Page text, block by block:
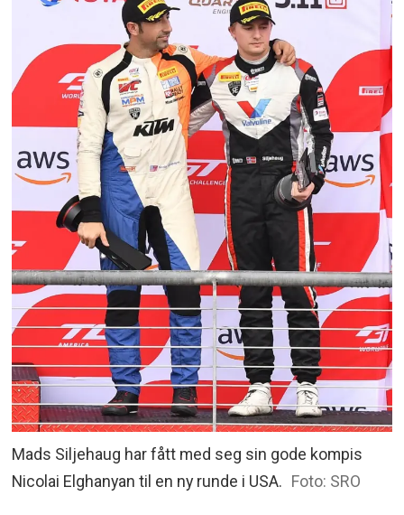
Mads Siljehaug har fått med seg sin gode kompis
Nicolai Elghanyan til en ny runde i USA. Foto: SRO